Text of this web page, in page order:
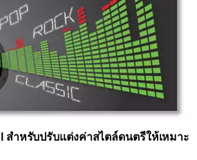
สำหรับปรับแต่งค่าสไตล์ดนตรีให้เหมาะ